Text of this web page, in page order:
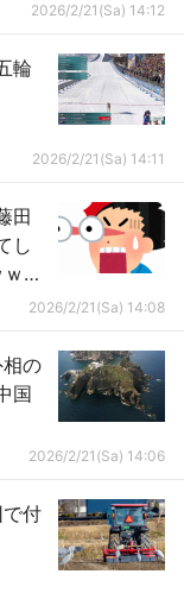
2026/2/21(Sa) 14:12
輪
2026/2/21(Sa) 14:11
田
し
ｗ
2026/2/21(Sa) 14:08
相の
国
2026/2/21(Sa) 14:06
で付